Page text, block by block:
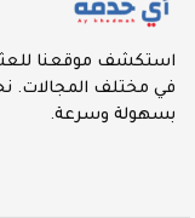
استكشف موقعنا
في مختلف المجالات.
بسهولة وسرعة.